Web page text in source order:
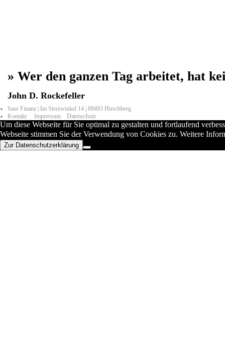
» Wer den ganzen Tag arbeitet, hat
John D. Rockefeller
Saur Finanz Im Sterzwinkel 14 | 69493 Hirschberg
Kontakt
Impressum Datenschutz
Um diese Webseite für Sie optimal zu gestalten und fortlaufend
Webseite stimmen Sie der Verwendung von Cookies zu. Weitere
Zur Datenschutzerklärung